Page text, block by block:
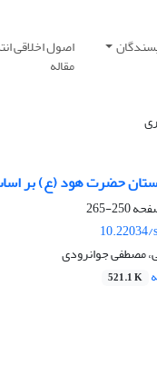
اصول اخلاقی
مقاله
حضرت هود (ع) بر
250-265
مصطفی جوانرودی
521.1 K